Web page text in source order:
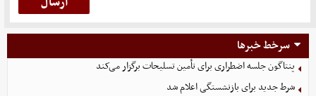
سرخط خبرها
پنتاگون جلسه اضطراری برای تأمین تسلیحات برگزار می‌کند
شرط جدید برای بازنشستگی اعلام شد